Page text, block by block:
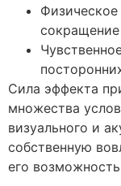
Физическое
Сила эффекта
множества
визуального и
собственную
его